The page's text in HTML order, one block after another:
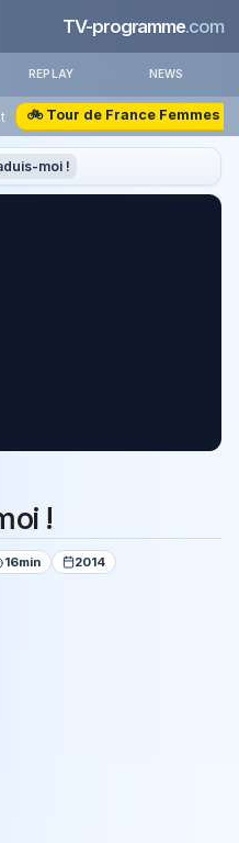
TV-programme.com
REPLAY NEWS
🚲 Tour de France Femmes
moi !
!
16min
2014